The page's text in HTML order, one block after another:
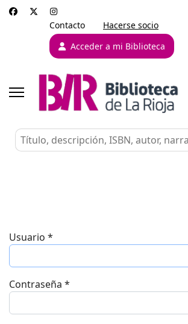
Contacto
Hacerse socio
Acceder a mi Biblioteca
Usuario *
Contraseña *